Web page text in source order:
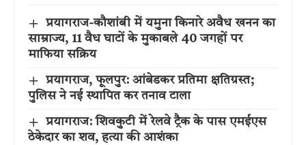
प्रयागराज-कौशांबी में यमुना किनारे अवैध खनन का
साम्राज्य, 11 वैध घाटों के मुकाबले 40 जगहों पर
माफिया सक्रिय
प्रयागराज, फूलपुर: आंबेडकर प्रतिमा क्षतिग्रस्त;
पुलिस ने नई स्थापित कर तनाव टाला
प्रयागराज: शिवकुटी में रेलवे ट्रैक के पास एमईएस
ठेकेदार का शव, हत्या की आशंका